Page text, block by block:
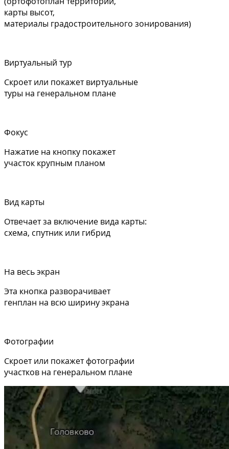
карты высот,
материалы градостроительного зонирования)
Виртуальный тур
Скроет или покажет виртуальные
туры на генеральном плане
Фокус
Нажатие на кнопку покажет
участок крупным планом
Вид карты
Отвечает за включение вида карты:
схема, спутник или гибрид
На весь экран
Эта кнопка разворачивает
генплан на всю ширину экрана
Фотографии
Скроет или покажет фотографии
участков на генеральном плане